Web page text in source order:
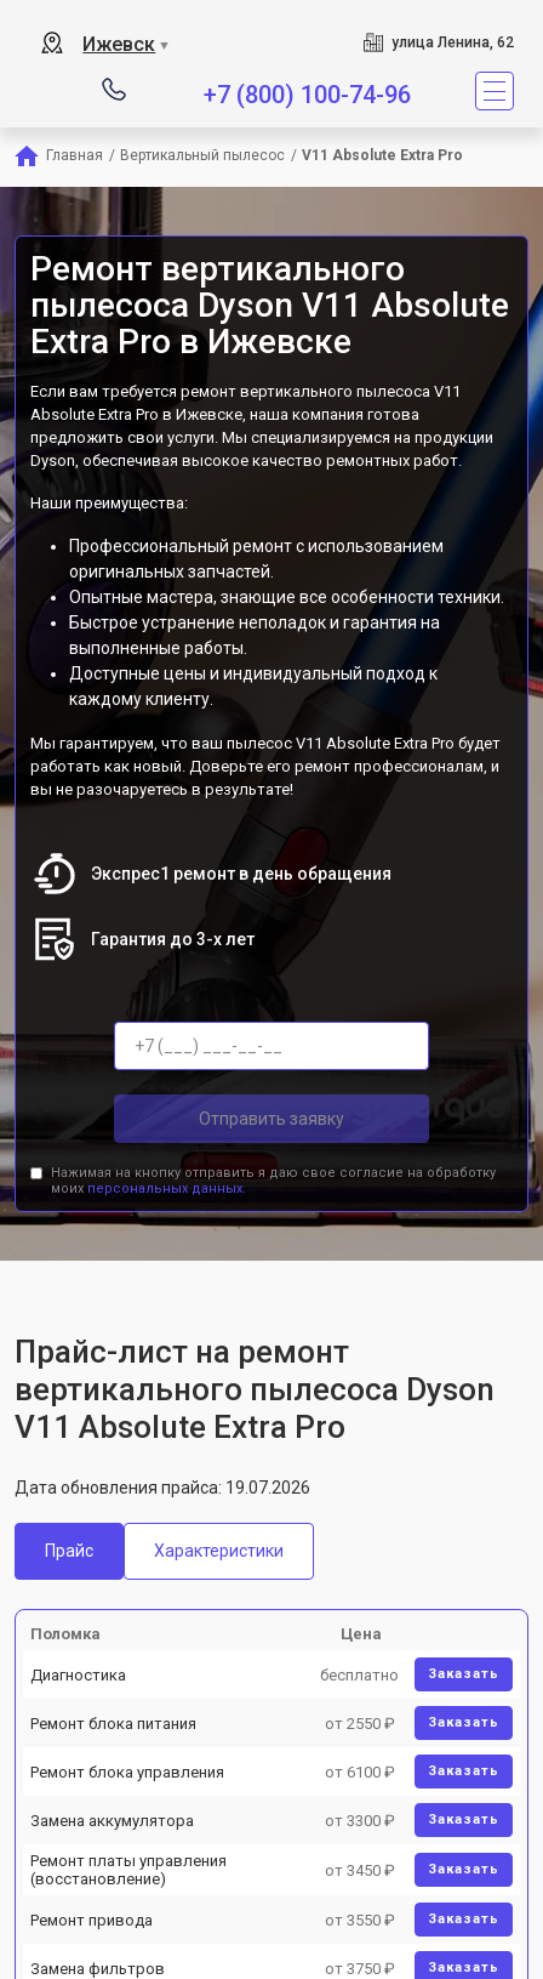
Ижевск ▼ улица Ленина, 62
+7 (800) 100-74-96
Главная / Вертикальный пылесос / V11 Absolute Extra Pro
Ремонт вертикального
пылесоса Dyson V11 Absolute
Extra Pro в Ижевске
Если вам требуется ремонт вертикального пылесоса V11
Absolute Extra Pro в Ижевске, наша компания готова
предложить свои услуги. Мы специализируемся на продукции
Dyson, обеспечивая высокое качество ремонтных работ.
Наши преимущества:
Профессиональный ремонт с использованием
оригинальных запчастей.
Опытные мастера, знающие все особенности техники.
Быстрое устранение неполадок и гарантия на
выполненные работы.
Доступные цены и индивидуальный подход к
каждому клиенту.
Мы гарантируем, что ваш пылесос V11 Absolute Extra Pro будет
работать как новый. Доверьте его ремонт профессионалам, и
вы не разочаруетесь в результате!
Экспрес1 ремонт в день обращения
Гарантия до 3-х лет
Отправить заявку
Нажимая на кнопку отправить я даю свое согласие на обработку
моих персональных данных.
Прайс-лист на ремонт
вертикального пылесоса Dyson
V11 Absolute Extra Pro
Дата обновления прайса: 19.07.2026
Прайс Характеристики
Поломка Цена
Диагностика бесплатно Заказать
Ремонт блока питания от 2550 ₽ Заказать
Ремонт блока управления от 6100 ₽ Заказать
Замена аккумулятора от 3300 ₽ Заказать
Ремонт платы управления
(восстановление)
от 3450 ₽ Заказать
Ремонт привода от 3550 ₽ Заказать
Замена фильтров от 3750 ₽ Заказать